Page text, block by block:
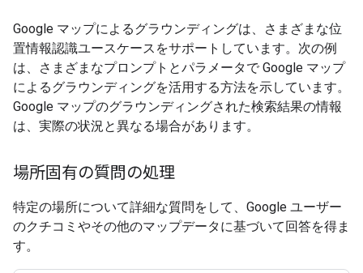
Google マップによるグラウンディングは、さまざまな位
置情報認識ユースケースをサポートしています。次の例
は、さまざまなプロンプトとパラメータで Google マップ
によるグラウンディングを活用する方法を示しています。
Google マップのグラウンディングされた検索結果の情報
は、実際の状況と異なる場合があります。
場所固有の質問の処理
特定の場所について詳細な質問をして、Google ユーザー
のクチコミやその他のマップデータに基づいて回答を得ま
す。